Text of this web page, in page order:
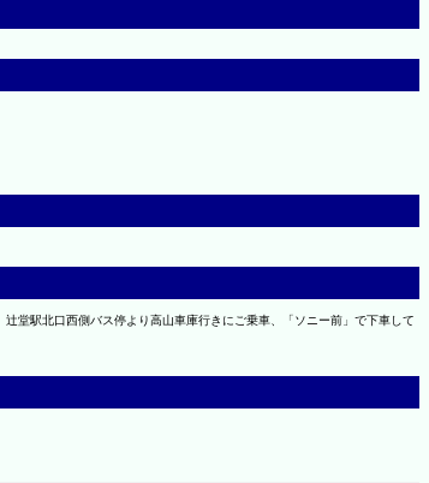
堂駅北口西側バス停より高山車庫行きにご乗車、「ソニー前」で下車して